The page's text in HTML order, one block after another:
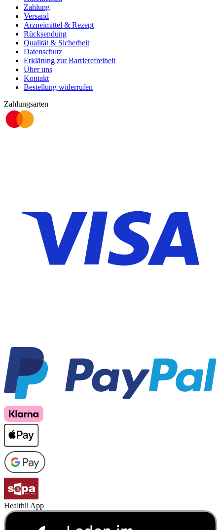
Zahlung
Versand
Arzneimittel & Rezept
Rücksendung
Qualität & Sicherheit
Datenschutz
Erklärung zur Barrierefreiheit
Über uns
Kontakt
Bestellung widerrufen
Zahlungsarten
Healthii App